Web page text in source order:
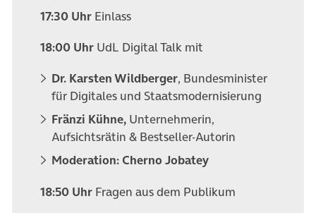
17:30 Uhr Einlass
18:00 Uhr UdL Digital Talk mit
Dr. Karsten Wildberger, Bundesminister
für Digitales und Staatsmodernisierung
Fränzi Kühne, Unternehmerin,
Aufsichtsrätin & Bestseller-Autorin
Moderation: Cherno Jobatey
18:50 Uhr Fragen aus dem Publikum